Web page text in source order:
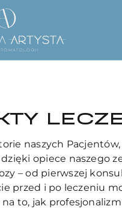
naszych
opiece naszego
– od pierwszej
przed i po leczeniu
to, jak